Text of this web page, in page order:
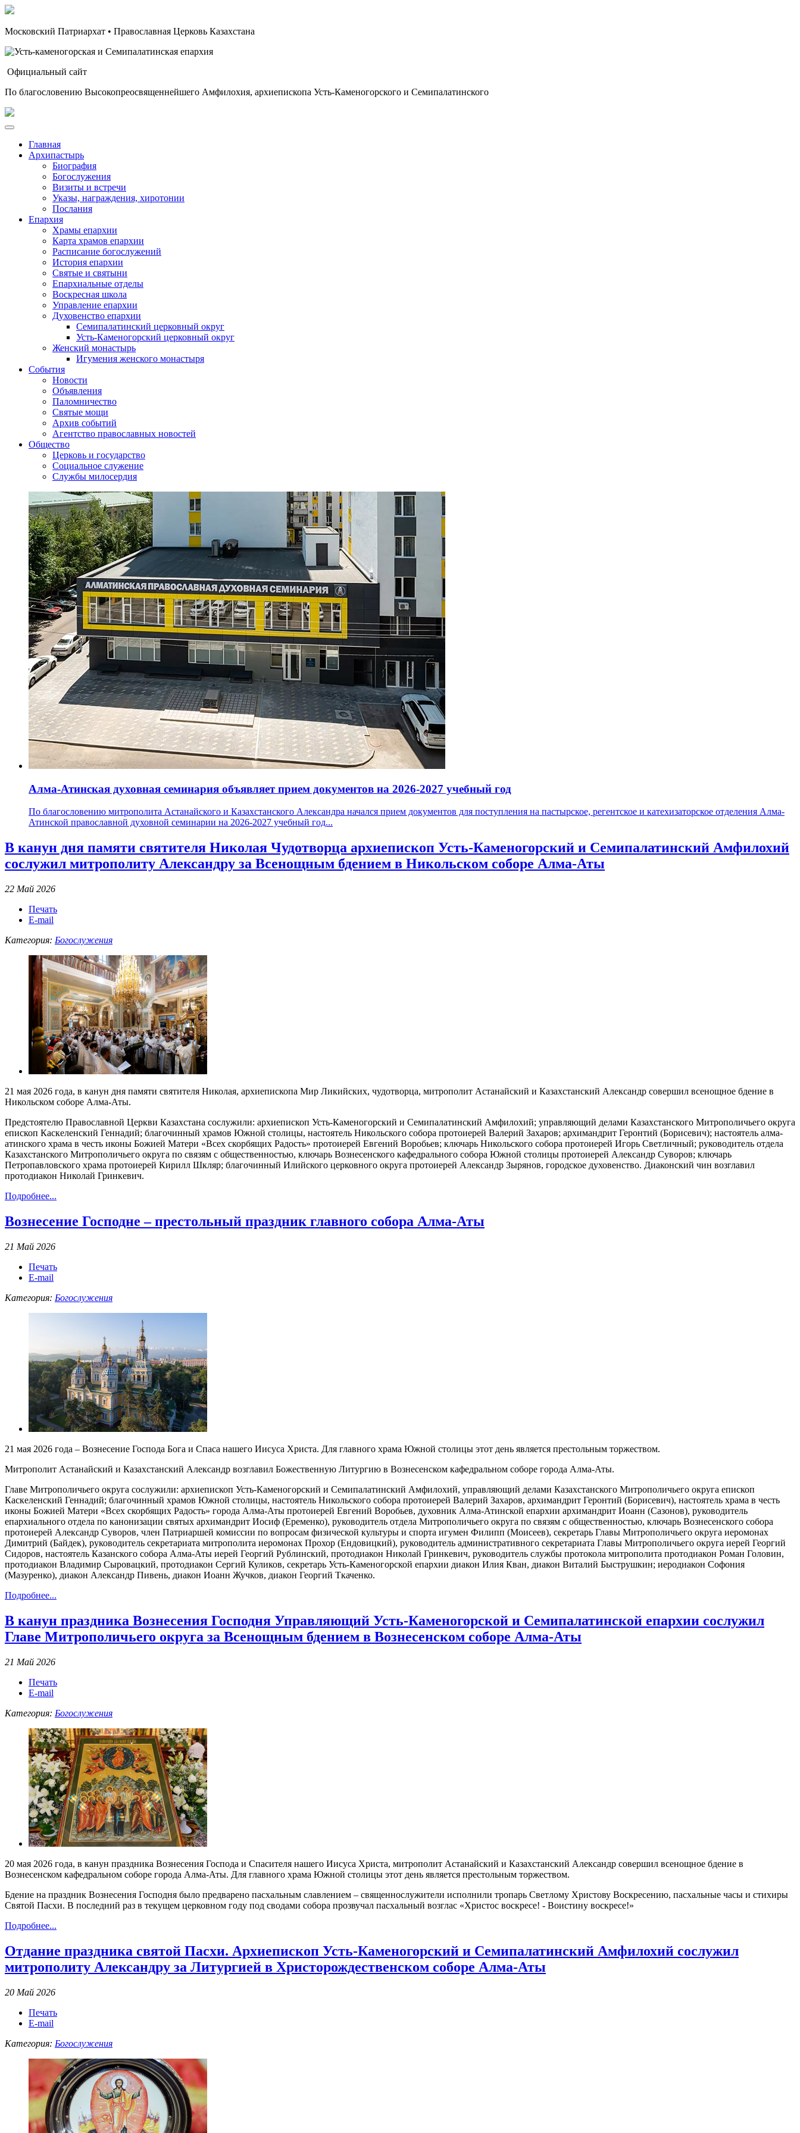
Московский Патриархат • Православная Церковь Казахстана
Официальный сайт
По благословению Высокопреосвященнейшего Амфилохия, архиепископа Усть-Каменогорского и Семипалатинского
Главная
Архипастырь
Биография
Богослужения
Визиты и встречи
Указы, награждения, хиротонии
Послания
Епархия
Храмы епархии
Карта храмов епархии
Расписание богослужений
История епархии
Святые и святыни
Епархиальные отделы
Воскресная школа
Управление епархии
Духовенство епархии
Семипалатинский церковный округ
Усть-Каменогорский церковный округ
Женский монастырь
Игумения женского монастыря
События
Новости
Объявления
Паломничество
Святые мощи
Архив событий
Агентство православных новостей
Общество
Церковь и государство
Социальное служение
Службы милосердия
Алма-Атинская духовная семинария объявляет прием документов на 2026-2027 учебный год
По благословению митрополита Астанайского и Казахстанского Александра начался прием документов для поступления на пастырское, регентское и катехизаторское отделения Алма-
Атинской православной духовной семинарии на 2026-2027 учебный год...
В канун дня памяти святителя Николая Чудотворца архиепископ Усть-Каменогорский и Семипалатинский Амфилохий
сослужил митрополиту Александру за Всенощным бдением в Никольском соборе Алма-Аты
22 Май 2026
Печать
E-mail
Категория: Богослужения
21 мая 2026 года, в канун дня памяти святителя Николая, архиепископа Мир Ликийских, чудотворца, митрополит Астанайский и Казахстанский Александр совершил всенощное бдение в
Никольском соборе Алма-Аты.
Предстоятелю Православной Церкви Казахстана сослужили: архиепископ Усть-Каменогорский и Семипалатинский Амфилохий; управляющий делами Казахстанского Митрополичьего округа
епископ Каскеленский Геннадий; благочинный храмов Южной столицы, настоятель Никольского собора протоиерей Валерий Захаров; архимандрит Геронтий (Борисевич); настоятель алма-
атинского храма в честь иконы Божией Матери «Всех скорбящих Радость» протоиерей Евгений Воробьев; ключарь Никольского собора протоиерей Игорь Светличный; руководитель отдела
Казахстанского Митрополичьего округа по связям с общественностью, ключарь Вознесенского кафедрального собора Южной столицы протоиерей Александр Суворов; ключарь
Петропавловского храма протоиерей Кирилл Шкляр; благочинный Илийского церковного округа протоиерей Александр Зырянов, городское духовенство. Диаконский чин возглавил
протодиакон Николай Гринкевич.
Подробнее...
Вознесение Господне – престольный праздник главного собора Алма-Аты
21 Май 2026
Печать
E-mail
Категория: Богослужения
21 мая 2026 года – Вознесение Господа Бога и Спаса нашего Иисуса Христа. Для главного храма Южной столицы этот день является престольным торжеством.
Митрополит Астанайский и Казахстанский Александр возглавил Божественную Литургию в Вознесенском кафедральном соборе города Алма-Аты.
Главе Митрополичьего округа сослужили: архиепископ Усть-Каменогорский и Семипалатинский Амфилохий, управляющий делами Казахстанского Митрополичьего округа епископ
Каскеленский Геннадий; благочинный храмов Южной столицы, настоятель Никольского собора протоиерей Валерий Захаров, архимандрит Геронтий (Борисевич), настоятель храма в честь
иконы Божией Матери «Всех скорбящих Радость» города Алма-Аты протоиерей Евгений Воробьев, духовник Алма-Атинской епархии архимандрит Иоанн (Сазонов), руководитель
епархиального отдела по канонизации святых архимандрит Иосиф (Еременко), руководитель отдела Митрополичьего округа по связям с общественностью, ключарь Вознесенского собора
протоиерей Александр Суворов, член Патриаршей комиссии по вопросам физической культуры и спорта игумен Филипп (Моисеев), секретарь Главы Митрополичьего округа иеромонах
Димитрий (Байдек), руководитель секретариата митрополита иеромонах Прохор (Ендовицкий), руководитель административного секретариата Главы Митрополичьего округа иерей Георгий
Сидоров, настоятель Казанского собора Алма-Аты иерей Георгий Рублинский, протодиакон Николай Гринкевич, руководитель службы протокола митрополита протодиакон Роман Головин,
протодиакон Владимир Сыровацкий, протодиакон Сергий Куликов, секретарь Усть-Каменогорской епархии диакон Илия Кван, диакон Виталий Быструшкин; иеродиакон Софония
(Мазуренко), диакон Александр Пивень, диакон Иоанн Жучков, диакон Георгий Ткаченко.
Подробнее...
В канун праздника Вознесения Господня Управляющий Усть-Каменогорской и Семипалатинской епархии сослужил
Главе Митрополичьего округа за Всенощным бдением в Вознесенском соборе Алма-Аты
21 Май 2026
Печать
E-mail
Категория: Богослужения
20 мая 2026 года, в канун праздника Вознесения Господа и Спасителя нашего Иисуса Христа, митрополит Астанайский и Казахстанский Александр совершил всенощное бдение в
Вознесенском кафедральном соборе города Алма-Аты. Для главного храма Южной столицы этот день является престольным торжеством.
Бдение на праздник Вознесения Господня было предварено пасхальным славлением – священнослужители исполнили тропарь Светлому Христову Воскресению, пасхальные часы и стихиры
Святой Пасхи. В последний раз в текущем церковном году под сводами собора прозвучал пасхальный возглас «Христос воскресе! - Воистину воскресе!»
Подробнее...
Отдание праздника святой Пасхи. Архиепископ Усть-Каменогорский и Семипалатинский Амфилохий сослужил
митрополиту Александру за Литургией в Христорождественском соборе Алма-Аты
20 Май 2026
Печать
E-mail
Категория: Богослужения